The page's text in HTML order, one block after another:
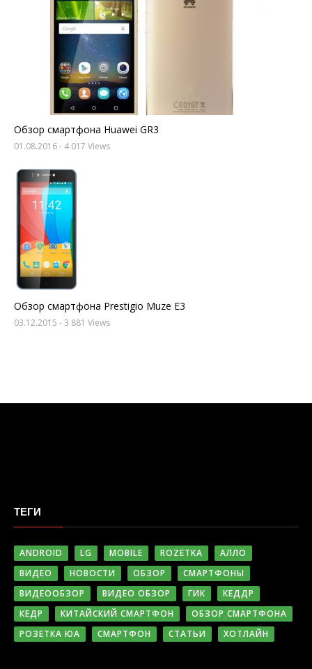
Обзор смартфона Huawei GR3
01.08.2016- 4 017 Views
Обзор смартфона Prestigio Muze E3
03.12.2015 - 3 881 Views
ТЕГИ
ANDROID LG MOBILE ROZETKA
АЛЛО
ВИДЕО
НОВОСТИ ОБЗОР
СМАРТФОНЫ
ВИДЕООБЗОР
ВИДЕО ОБЗОР ГИК
КЕДДР
КЕДР
КИТАЙСКИЙ СМАРТФОН
ОБЗОР СМАРТФОНА
РОЗЕТКА ЮА
СМАРТФОН СТАТЬИ ХОТЛАЙН